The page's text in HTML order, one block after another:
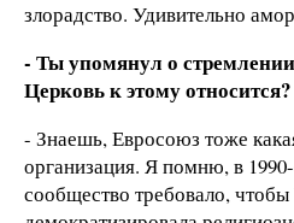
злорадство. Удивительно
- Ты упомянул о
Церковь к этому относится?
- Знаешь, Евросоюз тоже
организация. Я помню, в
сообщество требовало,